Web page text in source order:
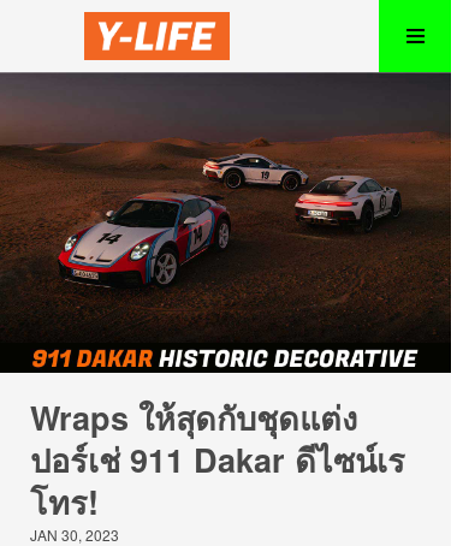
Wraps ให้สุดกับชุดแต่ง
ปอร์เช่ 911 Dakar ดีไซน์เร
โทร!
JAN 30, 2023